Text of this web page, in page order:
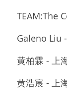
TEAM:The
Galeno Liu
黄柏霖 - 上
黄浩宸 - 上